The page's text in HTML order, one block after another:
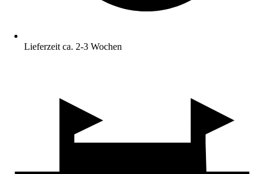
Lieferzeit ca. 2-3 Wochen